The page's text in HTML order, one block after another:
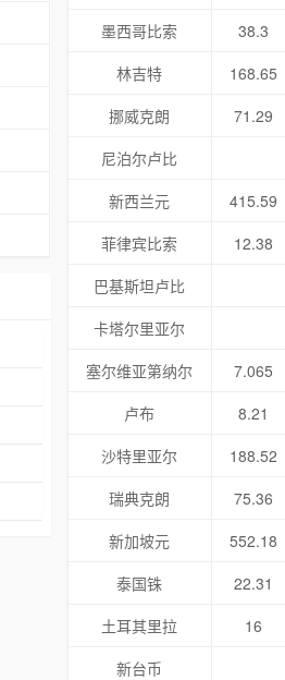
墨西哥比索
38.3
林吉特
168.65
挪威克朗
71.29
尼泊尔卢比
新西兰元
415.59
菲律宾比索
12.38
巴基斯坦卢比
卡塔尔里亚尔
塞尔维亚第纳尔
7.065
卢布
8.21
沙特里亚尔
188.52
瑞典克朗
75.36
新加坡元
552.18
泰国铢
22.31
土耳其里拉
16
新台币